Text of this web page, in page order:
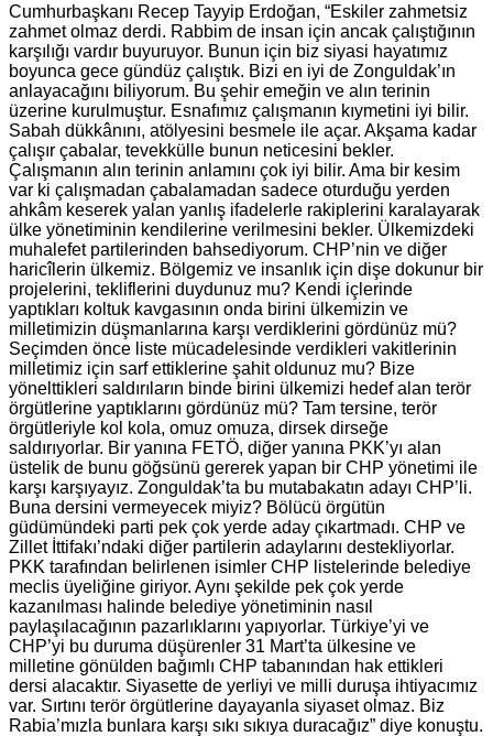
Cumhurbaşkanı Recep Tayyip Erdoğan, “Eskiler zahmetsiz
zahmet olmaz derdi. Rabbim de insan için ancak çalıştığının
karşılığı vardır buyuruyor. Bunun için biz siyasi hayatımız
boyunca gece gündüz çalıştık. Bizi en iyi de Zonguldak’ın
anlayacağını biliyorum. Bu şehir emeğin ve alın terinin
üzerine kurulmuştur. Esnafımız çalışmanın kıymetini iyi bilir.
Sabah dükkânını, atölyesini besmele ile açar. Akşama kadar
çalışır çabalar, tevekkülle bunun neticesini bekler.
Çalışmanın alın terinin anlamını çok iyi bilir. Ama bir kesim
var ki çalışmadan çabalamadan sadece oturduğu yerden
ahkâm keserek yalan yanlış ifadelerle rakiplerini karalayarak
ülke yönetiminin kendilerine verilmesini bekler. Ülkemizdeki
muhalefet partilerinden bahsediyorum. CHP’nin ve diğer
haricîlerin ülkemiz. Bölgemiz ve insanlık için dişe dokunur bir
projelerini, tekliflerini duydunuz mu? Kendi içlerinde
yaptıkları koltuk kavgasının onda birini ülkemizin ve
milletimizin düşmanlarına karşı verdiklerini gördünüz mü?
Seçimden önce liste mücadelesinde verdikleri vakitlerinin
milletimiz için sarf ettiklerine şahit oldunuz mu? Bize
yönelttikleri saldırıların binde birini ülkemizi hedef alan terör
örgütlerine yaptıklarını gördünüz mü? Tam tersine, terör
örgütleriyle kol kola, omuz omuza, dirsek dirseğe
saldırıyorlar. Bir yanına FETÖ, diğer yanına PKK’yı alan
üstelik de bunu göğsünü gererek yapan bir CHP yönetimi ile
karşı karşıyayız. Zonguldak’ta bu mutabakatın adayı CHP’li.
Buna dersini vermeyecek miyiz? Bölücü örgütün
güdümündeki parti pek çok yerde aday çıkartmadı. CHP ve
Zillet İttifakı’ndaki diğer partilerin adaylarını destekliyorlar.
PKK tarafından belirlenen isimler CHP listelerinde belediye
meclis üyeliğine giriyor. Aynı şekilde pek çok yerde
kazanılması halinde belediye yönetiminin nasıl
paylaşılacağının pazarlıklarını yapıyorlar. Türkiye’yi ve
CHP’yi bu duruma düşürenler 31 Mart’ta ülkesine ve
milletine gönülden bağımlı CHP tabanından hak ettikleri
dersi alacaktır. Siyasette de yerliyi ve milli duruşa ihtiyacımız
var. Sırtını terör örgütlerine dayayanla siyaset olmaz. Biz
Rabia’mızla bunlara karşı sıkı sıkıya duracağız” diye konuştu.